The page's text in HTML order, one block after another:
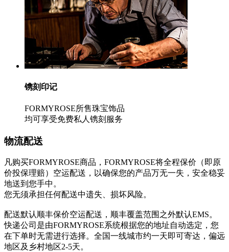
镌刻印记
FORMYROSE所售珠宝饰品
均可享受免费私人镌刻服务
物流配送
凡购买FORMYROSE商品，FORMYROSE将全程保价（即原
价投保理赔）空运配送，以确保您的产品万无一失，安全稳妥
地送到您手中。
您无须承担任何配送中遗失、损坏风险。
配送默认顺丰保价空运配送，顺丰覆盖范围之外默认EMS。
快递公司是由FORMYROSE系统根据您的地址自动选定，您
在下单时无需进行选择。全国一线城市约一天即可寄达，偏远
地区及乡村地区2-5天。